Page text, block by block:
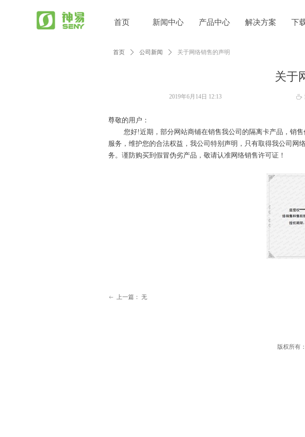
首页 新闻中心 产品中心 解决方案 下
关于
首页 ꄲ 公司新闻 ꄲ 关于网络销售的声明
尊敬的用户：
您好!近期，部分网站商铺在销售我公司的隔离卡产品，销售
服务，维护您的合法权益，我公司特别声明，只有取得我公司网
务。谨防购买到假冒伪劣产品，敬请认准网络销售许可证！
2019年6月14日 12:13 ꄘ
ꂃ 上一篇： 无
版权所有：